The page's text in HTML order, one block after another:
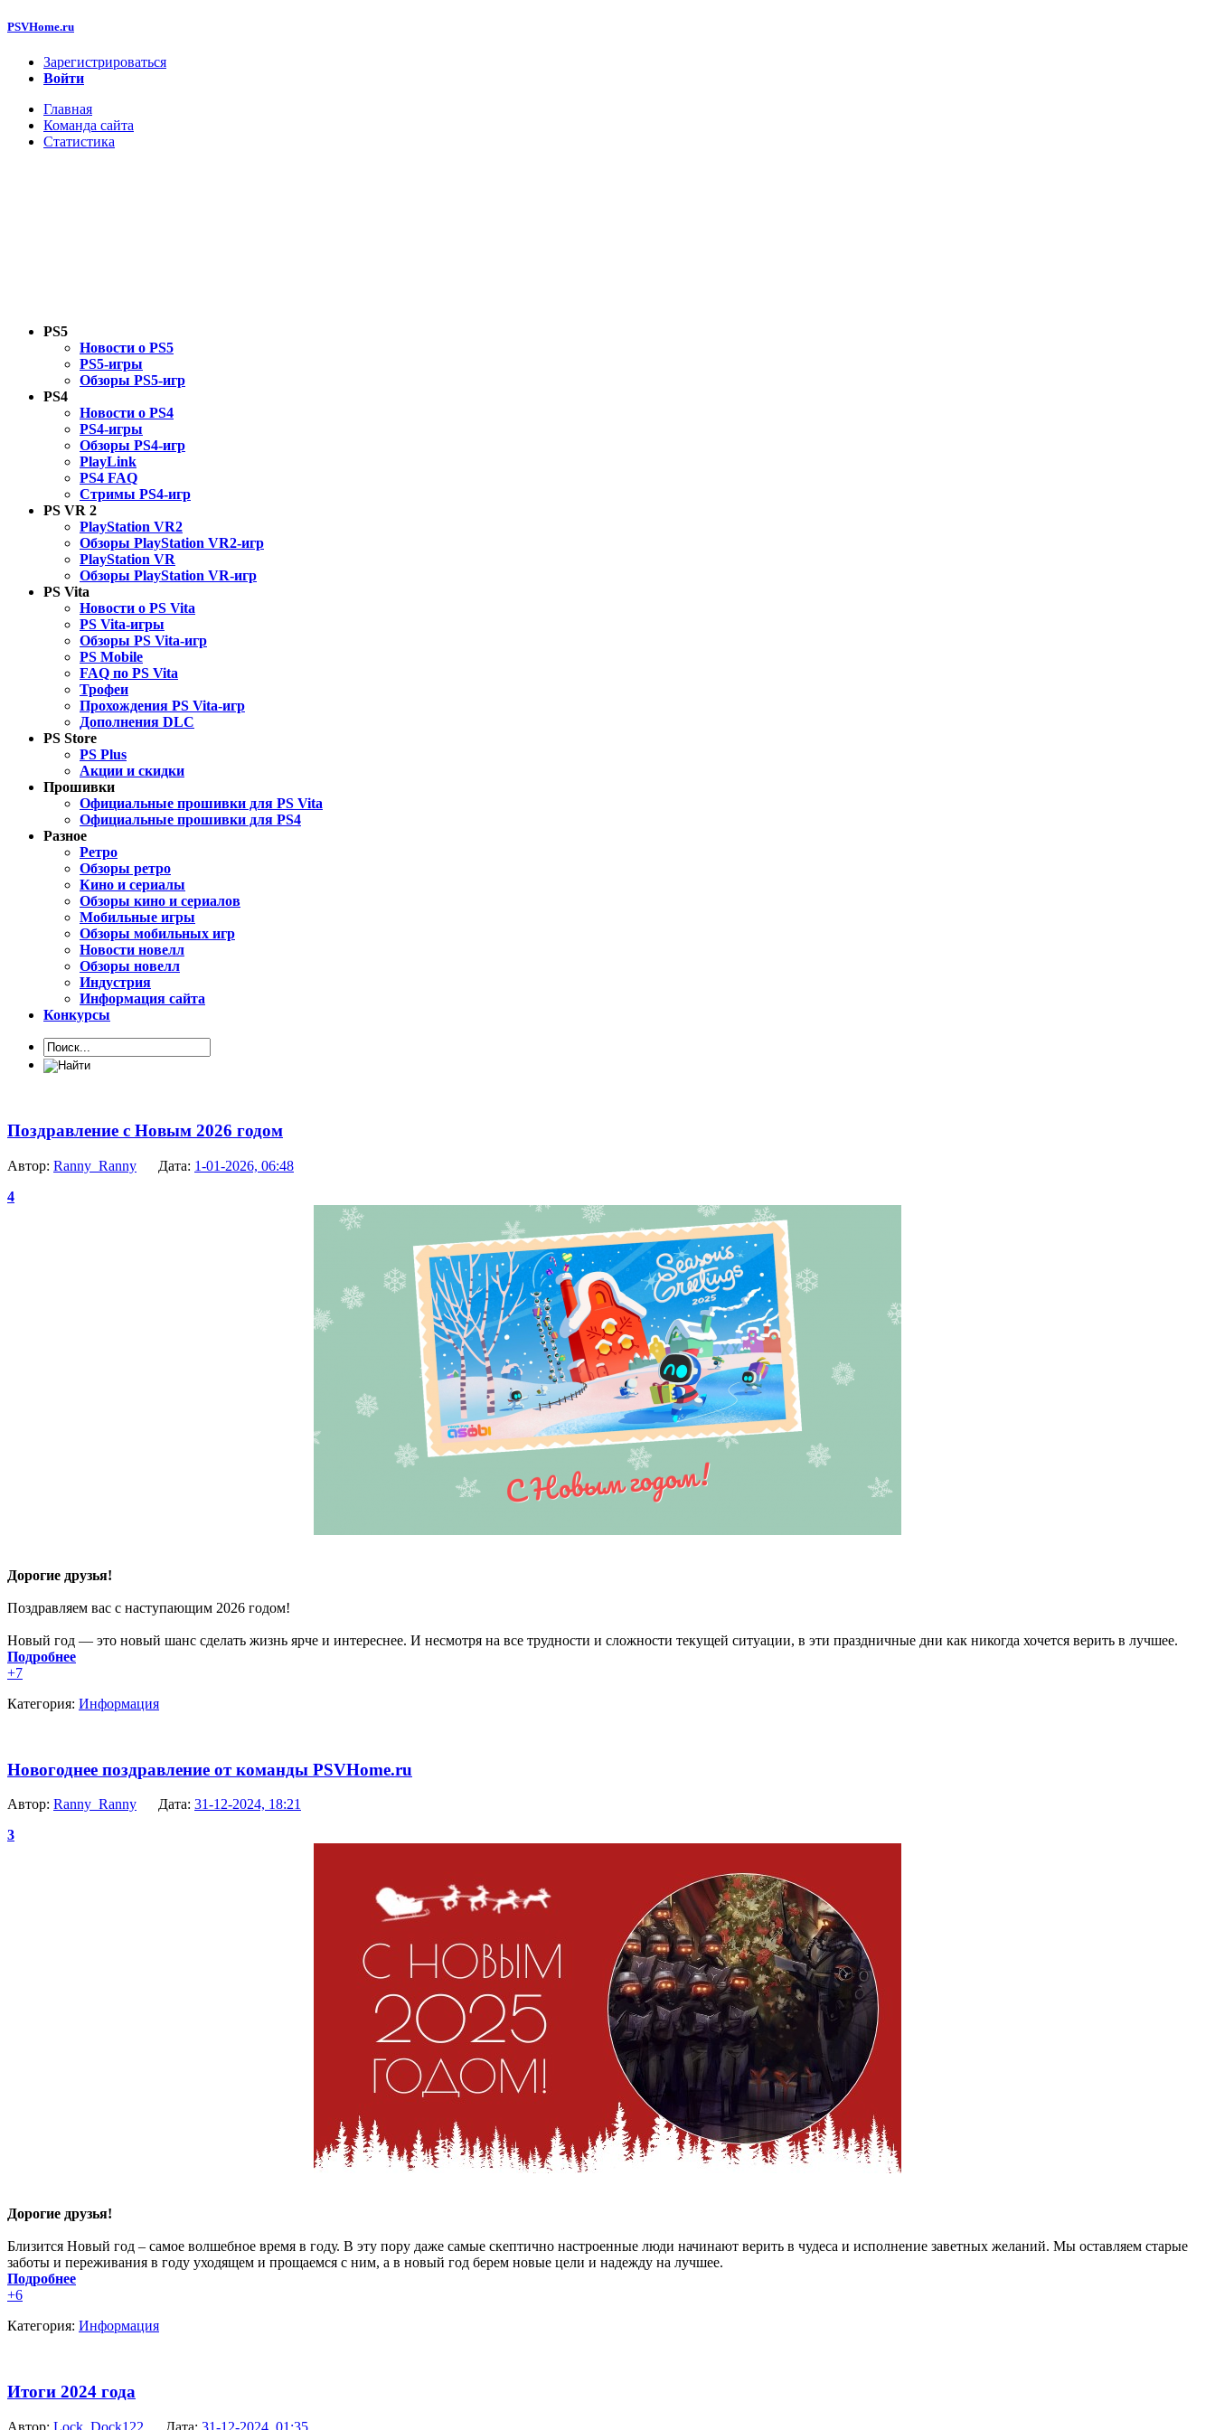
PSVHome.ru
Зарегистрироваться
Войти
Главная
Команда сайта
Статистика
PS5
Новости о PS5
PS5-игры
Обзоры PS5-игр
PS4
Новости о PS4
PS4-игры
Обзоры PS4-игр
PlayLink
PS4 FAQ
Стримы PS4-игр
PS VR 2
PlayStation VR2
Обзоры PlayStation VR2-игр
PlayStation VR
Обзоры PlayStation VR-игр
PS Vita
Новости о PS Vita
PS Vita-игры
Обзоры PS Vita-игр
PS Mobile
FAQ по PS Vita
Трофеи
Прохождения PS Vita-игр
Дополнения DLC
PS Store
PS Plus
Акции и скидки
Прошивки
Официальные прошивки для PS Vita
Официальные прошивки для PS4
Разное
Ретро
Обзоры ретро
Кино и сериалы
Обзоры кино и сериалов
Мобильные игры
Обзоры мобильных игр
Новости новелл
Обзоры новелл
Индустрия
Информация сайта
Конкурсы
Поздравление с Новым 2026 годом
Автор: Ranny_Ranny Дата: 1-01-2026, 06:48
4
Дорогие друзья!
Поздравляем вас с наступающим 2026 годом!
Новый год — это новый шанс сделать жизнь ярче и интереснее. И несмотря на все трудности и сложности текущей ситуации, в эти праздничные дни как никогда хочется верить в лучшее.
Подробнее
+7
Категория: Информация
Новогоднее поздравление от команды PSVHome.ru
Автор: Ranny_Ranny Дата: 31-12-2024, 18:21
3
Дорогие друзья!
Близится Новый год – самое волшебное время в году. В эту пору даже самые скептично настроенные люди начинают верить в чудеса и исполнение заветных желаний. Мы оставляем старые
заботы и переживания в году уходящем и прощаемся с ним, а в новый год берем новые цели и надежду на лучшее.
Подробнее
+6
Категория: Информация
Итоги 2024 года
Автор: Lock_Dock122 Дата: 31-12-2024, 01:35